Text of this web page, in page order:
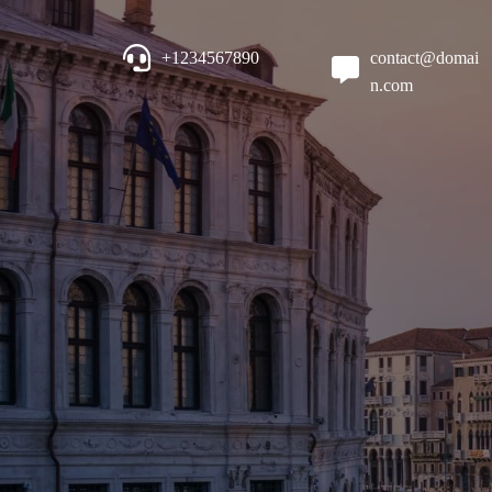
+1234567890
contact@domai
n.com